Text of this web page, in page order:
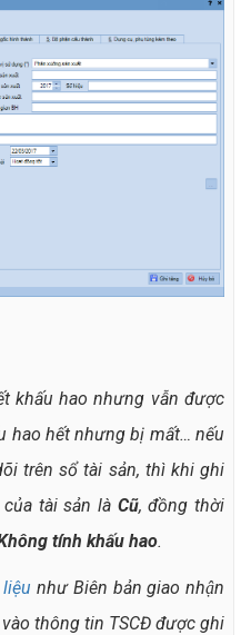
khấu hao nhưng vẫn được
hao hết nhưng bị mất… nếu
trên sổ tài sản, thì khi ghi
tài sản là Cũ, đồng thời
tính khấu hao.
như Biên bản giao nhận
thông tin TSCĐ được ghi